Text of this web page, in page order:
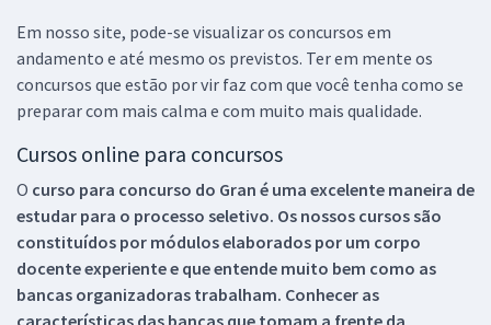
Em nosso site, pode-se visualizar os concursos em
andamento e até mesmo os previstos. Ter em mente os
concursos que estão por vir faz com que você tenha como se
preparar com mais calma e com muito mais qualidade.
Cursos online para concursos
O curso para concurso do Gran é uma excelente maneira de
estudar para o processo seletivo. Os nossos cursos são
constituídos por módulos elaborados por um corpo
docente experiente e que entende muito bem como as
bancas organizadoras trabalham. Conhecer as
características das bancas que tomam a frente da